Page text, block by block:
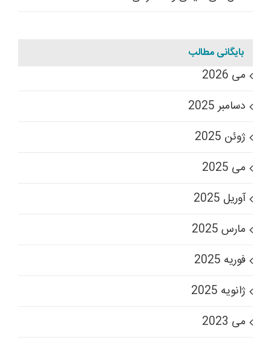
بایگانی مطالب
می 2026
دسامبر 2025
ژوئن 2025
می 2025
آوریل 2025
مارس 2025
فوریه 2025
ژانویه 2025
می 2023